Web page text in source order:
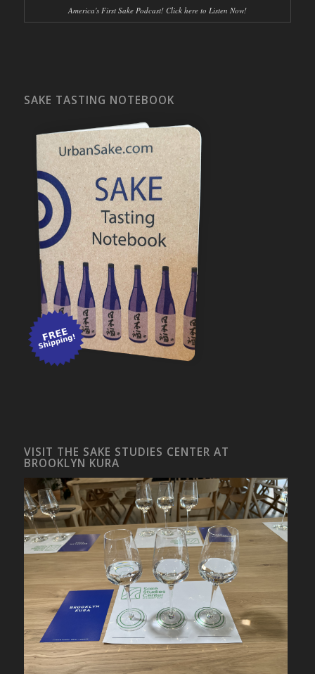
America's First Sake Podcast! Click here to Listen Now!
SAKE TASTING NOTEBOOK
VISIT THE SAKE STUDIES CENTER AT
BROOKLYN KURA